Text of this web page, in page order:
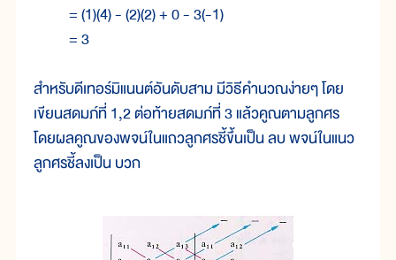
= (1)(4) - (2)(2) + 0 - 3(-1)
= 3
สำหรับดีเทอร์มิแนนต์อันดับสาม มีวิธีคำนวณง่ายๆ โดย
เขียนสดมภ์ที่ 1,2 ต่อท้ายสดมภ์ที่ 3 แล้วคูณตามลูกศร
โดยผลคูณของพจน์ในแถวลูกศรชี้ขึ้นเป็น ลบ พจน์ในแนว
ลูกศรชี้ลงเป็น บวก